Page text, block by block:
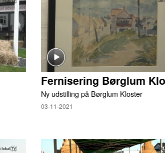
Fernisering Børglum
Ny udstilling på Børglum Kloster
03-11-2021